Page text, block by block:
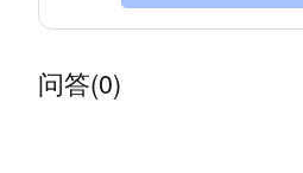
问答(0)